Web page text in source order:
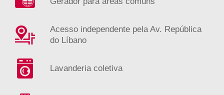
Acesso independente pela Av. República
do Líbano
Lavanderia coletiva